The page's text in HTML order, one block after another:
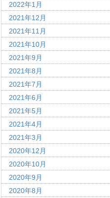
2022年1月
2021年12月
2021年11月
2021年10月
2021年9月
2021年8月
2021年7月
2021年6月
2021年5月
2021年4月
2021年3月
2020年12月
2020年10月
2020年9月
2020年8月